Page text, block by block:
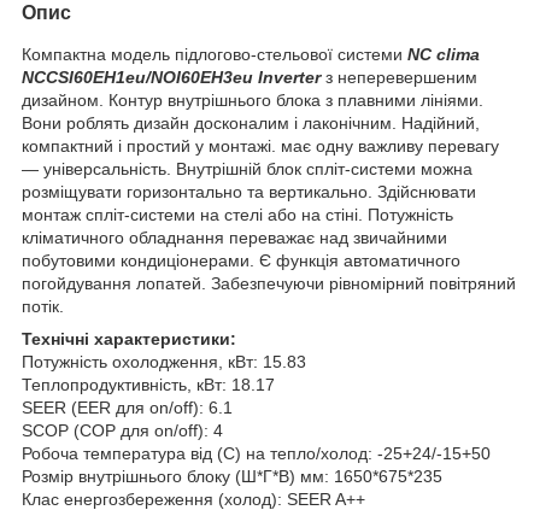
Опис
Компактна модель підлогово-стельової системи NC clima
NCCSI60EH1eu/NOI60EH3eu Inverterз неперевершеним
дизайном. Контур внутрішнього блока з плавними лініями.
Вони роблять дизайн досконалим і лаконічним. Надійний,
компактний і простий у монтажі. має одну важливу перевагу
— універсальність. Внутрішній блок спліт-системи можна
розміщувати горизонтально та вертикально. Здійснювати
монтаж спліт-системи на стелі або на стіні. Потужність
кліматичного обладнання переважає над звичайними
побутовими кондиціонерами. Є функція автоматичного
погойдування лопатей. Забезпечуючи рівномірний повітряний
потік.
Технічні характеристики:
Потужність охолодження, кВт: 15.83
Теплопродуктивність, кВт: 18.17
SEER (EER для on/off): 6.1
SCOP (COP для on/off): 4
Робоча температура від (С) на тепло/холод: -25+24/-15+50
Розмір внутрішнього блоку (Ш*Г*В) мм: 1650*675*235
Клас енергозбереження (холод): SEER A++